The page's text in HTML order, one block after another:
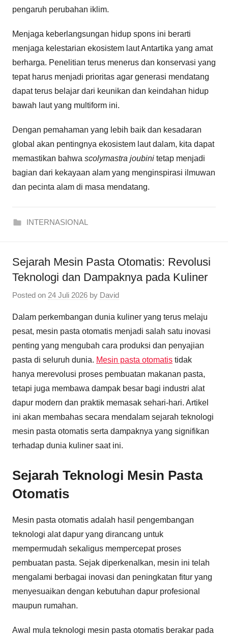
pengaruh perubahan iklim.
Menjaga keberlangsungan hidup spons ini berarti
menjaga kelestarian ekosistem laut Antartika yang amat
berharga. Penelitian terus menerus dan konservasi yang
tepat harus menjadi prioritas agar generasi mendatang
dapat terus belajar dari keunikan dan keindahan hidup
bawah laut yang multiform ini.
Dengan pemahaman yang lebih baik dan kesadaran
global akan pentingnya ekosistem laut dalam, kita dapat
memastikan bahwa scolymastra joubini tetap menjadi
bagian dari kekayaan alam yang menginspirasi ilmuwan
dan pecinta alam di masa mendatang.
INTERNASIONAL
Sejarah Mesin Pasta Otomatis: Revolusi
Teknologi dan Dampaknya pada Kuliner
Posted on 24 Juli 2026 by David
Dalam perkembangan dunia kuliner yang terus melaju
pesat, mesin pasta otomatis menjadi salah satu inovasi
penting yang mengubah cara produksi dan penyajian
pasta di seluruh dunia. Mesin pasta otomatis tidak
hanya merevolusi proses pembuatan makanan pasta,
tetapi juga membawa dampak besar bagi industri alat
dapur modern dan praktik memasak sehari-hari. Artikel
ini akan membahas secara mendalam sejarah teknologi
mesin pasta otomatis serta dampaknya yang signifikan
terhadap dunia kuliner saat ini.
Sejarah Teknologi Mesin Pasta
Otomatis
Mesin pasta otomatis adalah hasil pengembangan
teknologi alat dapur yang dirancang untuk
mempermudah sekaligus mempercepat proses
pembuatan pasta. Sejak diperkenalkan, mesin ini telah
mengalami berbagai inovasi dan peningkatan fitur yang
menyesuaikan dengan kebutuhan dapur profesional
maupun rumahan.
Awal mula teknologi mesin pasta otomatis berakar pada